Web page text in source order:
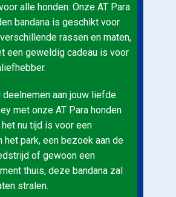
alle honden: Onze AT Para
bandana is geschikt voor
rassen en maten,
een geweldig cadeau is voor
deelnemen aan jouw liefde
met onze AT Para honden
het nu tijd is voor een
het park, een bezoek aan de
of gewoon een
thuis, deze bandana zal
stralen.